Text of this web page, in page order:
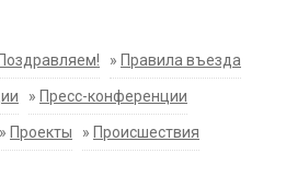
Поздравляем! » Правила въезда
» Пресс-конференции
» Проекты » Происшествия